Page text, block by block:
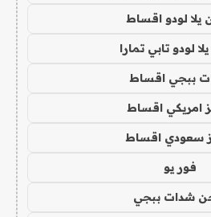
لودو اقساط
لودو تابي تمارا
ببجي اقساط
امريكي اقساط
سعودي اقساط
فور يو
شدات ببجي